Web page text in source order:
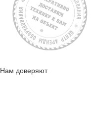
Нам доверяют